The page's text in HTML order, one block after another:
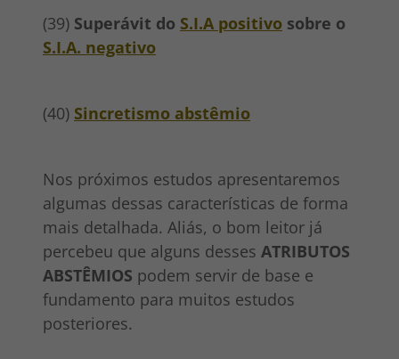
(39) Superávit do S.I.A positivo sobre o
S.I.A. negativo
(40) Sincretismo abstêmio
Nos próximos estudos apresentaremos
algumas dessas características de forma
mais detalhada. Aliás, o bom leitor já
percebeu que alguns desses ATRIBUTOS
ABSTÊMIOS podem servir de base e
fundamento para muitos estudos
posteriores.